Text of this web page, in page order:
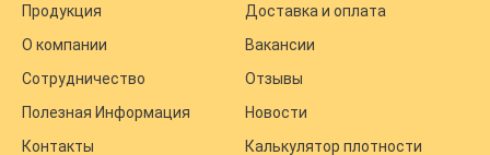
Продукция
Доставка и оплата
О компании
Вакансии
Сотрудничество
Отзывы
Полезная Информация
Новости
Контакты
Калькулятор плотности